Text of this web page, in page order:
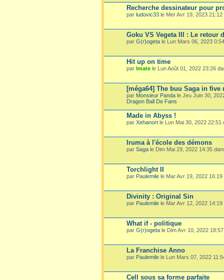
Recherche dessinateur pour
par ludovic33 le Mer Avr 19, 2023
Goku VS Vegeta III : Le retour
par G(r)ogeta le Lun Mars 06, 2023
Hit up on time
par Imate le Lun Août 01, 2022 23:26
[méga64] The buu Saga in five
par Monsieur Panda le Jeu Juin 30,
Dragon Ball De Fans
Made in Abyss !
par Xehanort le Lun Mai 30, 2022 22:51
Iruma à l'école des démons
par Saga le Dim Mai 29, 2022 14:35
Torchlight II
par Paulemile le Mar Avr 19, 2022
Divinity : Original Sin
par Paulemile le Mar Avr 12, 2022
What if - politique
par G(r)ogeta le Dim Avr 10, 2022
La Franchise Anno
par Paulemile le Lun Mars 07, 2022
Cell sous sa forme parfaite